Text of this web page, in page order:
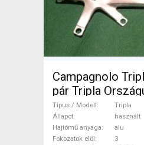
Campagnolo
pár Tripla
Triatlon
Hajtásrendszer
ELADÓ
Típus / Modell
Tripla
Állapot
használt
Hajtómű anyaga
alu
Fokozatok elöl
3